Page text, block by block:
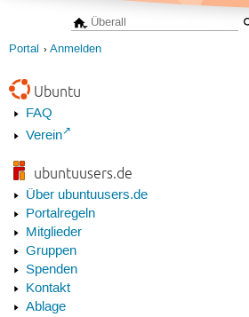
Portal Anmelden
Ubuntu
FAQ
Verein
ubuntuusers.de
Über ubuntuusers.de
Portalregeln
Mitglieder
Gruppen
Spenden
Kontakt
Ablage